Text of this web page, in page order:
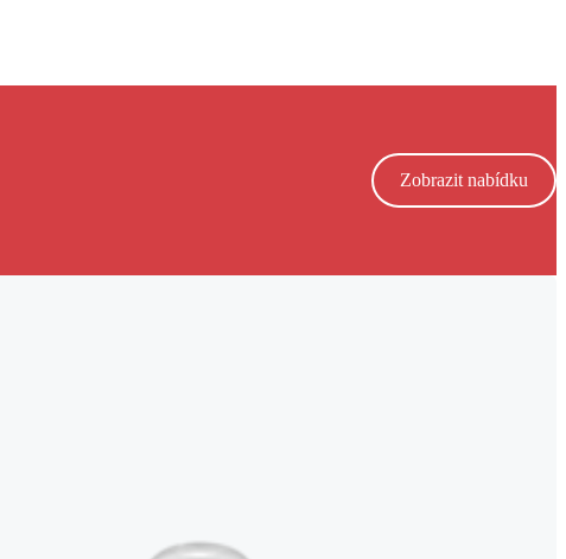
Zobrazit nabídku